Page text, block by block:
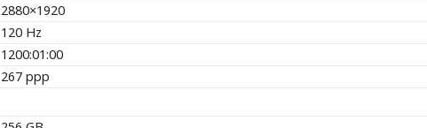
2880×1920
120 Hz
1200:01:00
267 ppp